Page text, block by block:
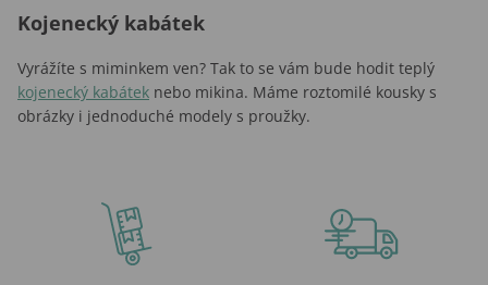
Kojenecký kabátek
Vyrážíte s miminkem ven? Tak to se vám bude hodit teplý
kojenecký kabátek nebo mikina. Máme roztomilé kousky s
obrázky i jednoduché modely s proužky.